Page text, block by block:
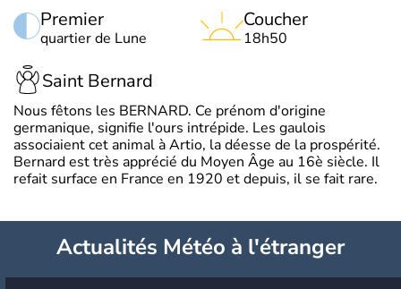
Premier
quartier de Lune
Coucher
18h50
Saint Bernard
Nous fêtons les BERNARD. Ce prénom d'origine
germanique, signifie l'ours intrépide. Les gaulois
associaient cet animal à Artio, la déesse de la prospérité.
Bernard est très apprécié du Moyen Âge au 16è siècle. Il
refait surface en France en 1920 et depuis, il se fait rare.
Actualités Météo à l'étranger